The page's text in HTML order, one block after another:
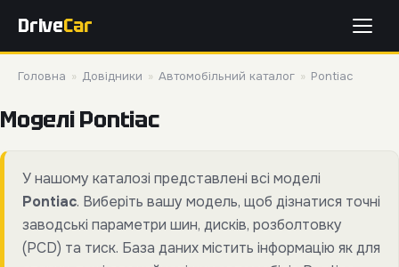
DriveCar
Головна » Довідники » Автомобільний каталог » Pontiac
Моделі Pontiac
У нашому каталозі представлені всі моделі
Pontiac. Виберіть вашу модель, щоб дізнатися точні
заводські параметри шин, дисків, розболтовку
(PCD) та тиск. База даних містить інформацію як для